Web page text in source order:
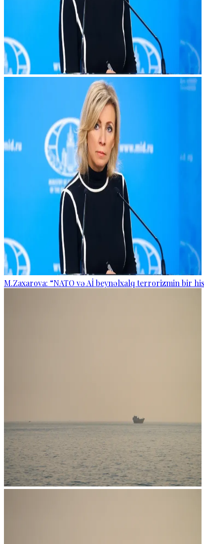
M.Zaxarova: “NATO və Aİ beynəlxalq terrorizmin bir